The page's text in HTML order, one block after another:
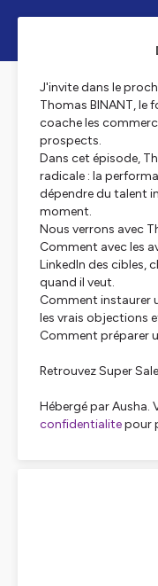
J'invite dans le
Thomas BINANT, le
coache les
prospects.
Dans cet épisode,
radicale : la
dépendre du talent
moment.
Nous verrons avec
Comment avec les
LinkedIn des cibles,
quand il veut.
Comment instaurer
les vrais objections
Comment préparer
Retrouvez Super
Hébergé par Ausha.
confidentialitepour